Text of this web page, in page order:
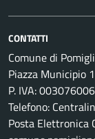
CONTATTI
Comune di
Piazza Municipio
P. IVA:
Telefono:
Posta Elettronica